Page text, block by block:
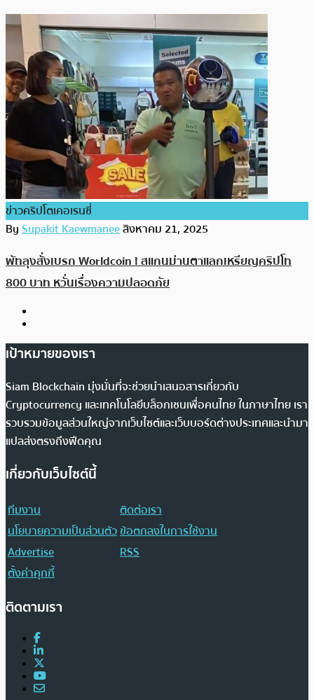
ข่าวคริปโตเคอเรนซี่
BySupakit Kaewmaneeสิงหาคม 21, 2025
พัทลุงสั่งเบรก Worldcoin ! สแกนม่านตาแลกเหรียญคริปโท
800 บาท หวั่นเรื่องความปลอดภัย
เป้าหมายของเรา
Siam Blockchain มุ่งมั่นที่จะช่วยนำเสนอสารเกี่ยวกับ
Cryptocurrency และเทคโนโลยีบล็อกเชนเพื่อคนไทย ในภาษาไทย เรา
รวบรวมข้อมูลส่วนใหญ่จากเว็บไซต์และเว็บบอร์ดต่างประเทศและนำมา
แปลส่งตรงถึงฟีดคุณ
เกี่ยวกับเว็บไซต์นี้
ทีมงาน
ติดต่อเรา
นโยบายความเป็นส่วนตัวข้อตกลงในการใช้งาน
Advertise
RSS
ตั้งค่าคุกกี้
ติดตามเรา